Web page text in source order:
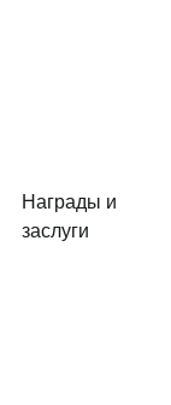
Награды и
заслуги